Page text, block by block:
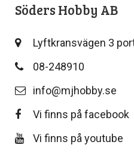
Söders Hobby AB
Lyftkransvägen 3
08-248910
info@mjhobby.se
Vi finns på facebook
Vi finns på youtube